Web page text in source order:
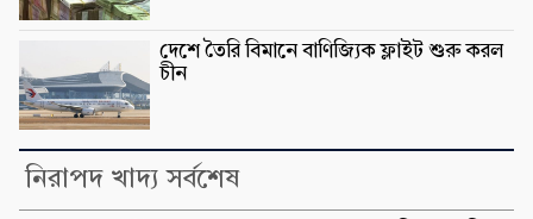
দেশে তৈরি বিমানে বাণিজ্যিক ফ্লাইট শুরু করল
চীন
নিরাপদ খাদ্য সর্বশেষ